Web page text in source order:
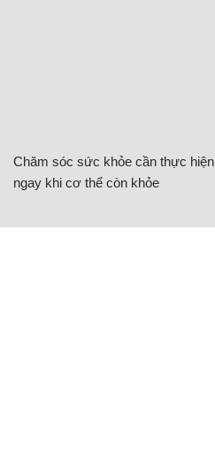
Chăm sóc sức khỏe cần thực hiện
ngay khi cơ thể còn khỏe